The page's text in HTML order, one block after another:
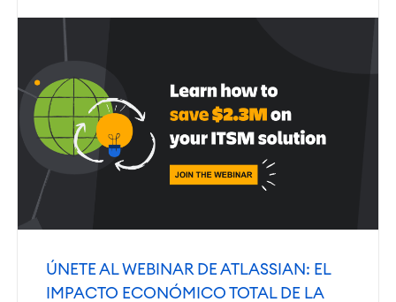
ÚNETE AL WEBINAR DE ATLASSIAN: EL
IMPACTO ECONÓMICO TOTAL DE LA